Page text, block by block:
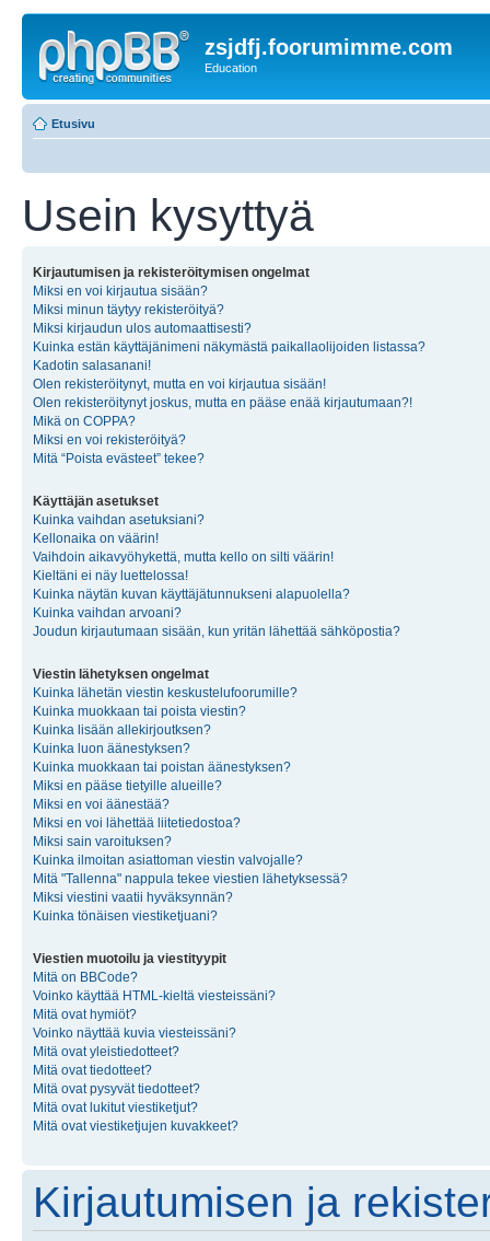
zsjdfj.foorumimme.com
Education
Etusivu
Usein kysyttyä
Kirjautumisen ja rekisteröitymisen ongelmat
Miksi en voi kirjautua sisään?
Miksi minun täytyy rekisteröityä?
Miksi kirjaudun ulos automaattisesti?
Kuinka estän käyttäjänimeni näkymästä paikallaolijoiden listassa?
Kadotin salasanani!
Olen rekisteröitynyt, mutta en voi kirjautua sisään!
Olen rekisteröitynyt joskus, mutta en pääse enää kirjautumaan?!
Mikä on COPPA?
Miksi en voi rekisteröityä?
Mitä “Poista evästeet” tekee?
Käyttäjän asetukset
Kuinka vaihdan asetuksiani?
Kellonaika on väärin!
Vaihdoin aikavyöhykettä, mutta kello on silti väärin!
Kieltäni ei näy luettelossa!
Kuinka näytän kuvan käyttäjätunnukseni alapuolella?
Kuinka vaihdan arvoani?
Joudun kirjautumaan sisään, kun yritän lähettää sähköpostia?
Viestin lähetyksen ongelmat
Kuinka lähetän viestin keskustelufoorumille?
Kuinka muokkaan tai poista viestin?
Kuinka lisään allekirjoutksen?
Kuinka luon äänestyksen?
Kuinka muokkaan tai poistan äänestyksen?
Miksi en pääse tietyille alueille?
Miksi en voi äänestää?
Miksi en voi lähettää liitetiedostoa?
Miksi sain varoituksen?
Kuinka ilmoitan asiattoman viestin valvojalle?
Mitä "Tallenna" nappula tekee viestien lähetyksessä?
Miksi viestini vaatii hyväksynnän?
Kuinka tönäisen viestiketjuani?
Viestien muotoilu ja viestityypit
Mitä on BBCode?
Voinko käyttää HTML-kieltä viesteissäni?
Mitä ovat hymiöt?
Voinko näyttää kuvia viesteissäni?
Mitä ovat yleistiedotteet?
Mitä ovat tiedotteet?
Mitä ovat pysyvät tiedotteet?
Mitä ovat lukitut viestiketjut?
Mitä ovat viestiketjujen kuvakkeet?
Kirjautumisen ja